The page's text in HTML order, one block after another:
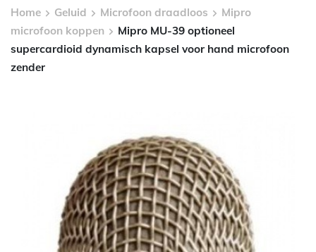
Home Geluid Microfoon draadloos
Mipro
microfoon koppen
Mipro MU-39 optioneel
supercardioid dynamisch kapsel voor hand microfoon
zender